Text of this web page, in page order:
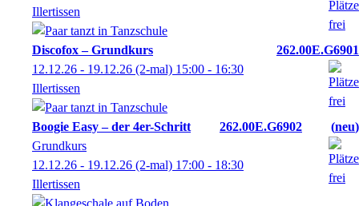
Illertissen
Discofox – Grundkurs
262.00E.G6901
12.12.26 - 19.12.26 (2-mal) 15:00 - 16:30
Illertissen
Boogie Easy – der 4er-Schritt 262.00E.G6902
neu
Grundkurs
12.12.26 - 19.12.26 (2-mal) 17:00 - 18:30
Illertissen